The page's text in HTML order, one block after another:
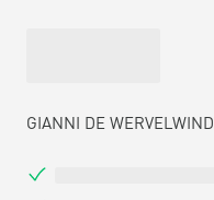
GIANNI DE WERVELWIND